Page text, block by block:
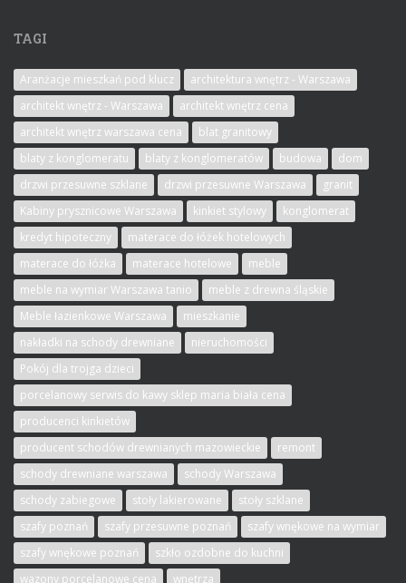
TAGI
Aranżacje mieszkań pod klucz
architektura wnętrz - Warszawa
architekt wnętrz - Warszawa
architekt wnętrz cena
architekt wnętrz warszawa cena
blat granitowy
blaty z konglomeratu
blaty z konglomeratów budowa
dom
drzwi przesuwne szklane
drzwi przesuwne Warszawa
granit
Kabiny prysznicowe Warszawa
kinkiet stylowy
konglomerat
kredyt hipoteczny
materace do łóżek hotelowych
materace do łóżka
materace hotelowe
meble
meble na wymiar Warszawa tanio
meble z drewna śląskie
Meble łazienkowe Warszawa
mieszkanie
nakładki na schody drewniane
nieruchomości
Pokój dla trojga dzieci
porcelanowy serwis do kawy sklep maria biała cena
producenci kinkietów
producent schodów drewnianych mazowieckie
remont
schody drewniane warszawa
schody Warszawa
schody zabiegowe
stoły lakierowane
stoły szklane
szafy poznań
szafy przesuwne poznań
szafy wnękowe na wymiar
szafy wnękowe poznań
szkło ozdobne do kuchni
wazony porcelanowe cena
wnętrza